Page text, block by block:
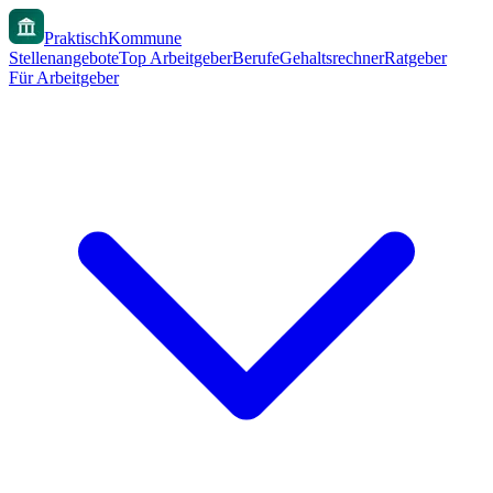
PraktischKommune
StellenangeboteTop ArbeitgeberBerufeGehaltsrechnerRatgeber
Für Arbeitgeber